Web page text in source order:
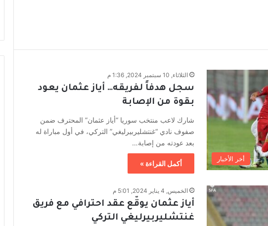
أخر الأخبار
الثلاثاء, 10 سبتمبر 2024, 1:36 م
سجل هدفاً لفريقه… أياز عثمان يعود
بقوة من الإصابة
شارك لاعب منتخب سوريا “أياز عثمان” المحترف ضمن
صفوف نادي “غنتشليربيرليغي” التركي، في أول مباراة له
بعد عودته من إصابة…
أكمل القراءة »
الخميس, 4 يناير 2024, 5:01 م
أياز عثمان يوقّع عقد احترافي مع فريق
غنتشليربيرليغي التركي